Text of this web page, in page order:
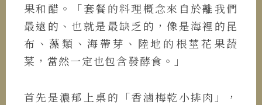
果和醋。「套餐的料理概念來自於離我們
最遠的、也就是最缺乏的，像是海裡的昆
布、藻類、海帶芽、陸地的根莖花果蔬
菜，當然一定也包含發酵食。」
首先是濃郁上桌的「香滷梅乾小排肉」，